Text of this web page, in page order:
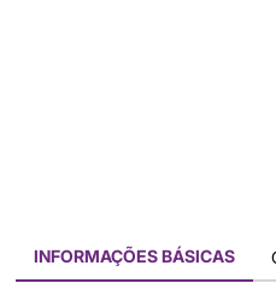
INFORMAÇÕES BÁSICAS